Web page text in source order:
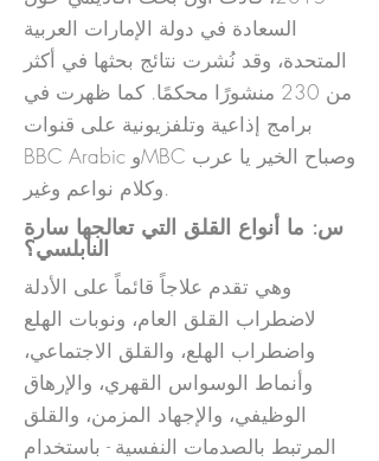
السعادة في دولة الإمارات العربية
المتحدة، وقد نُشرت نتائج بحثها في أكثر
من 230 منشورًا محكمًا. كما ظهرت في
برامج إذاعية وتلفزيونية على قنوات
BBC Arabic وMBC وصباح الخير يا عرب
وكلام نواعم وغير.
س: ما أنواع القلق التي تعالجها سارة
النابلسي؟
وهي تقدم علاجاً قائماً على الأدلة
لاضطراب القلق العام، ونوبات الهلع
واضطراب الهلع، والقلق الاجتماعي،
وأنماط الوسواس القهري، والإرهاق
الوظيفي، والإجهاد المزمن، والقلق
المرتبط بالصدمات النفسية - باستخدام